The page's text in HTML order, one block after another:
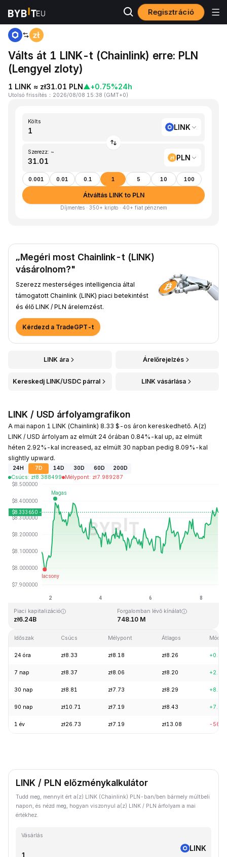
Regisztráció
Kezdőlap LINK to PLN
Válts át 1 LINK-t (Chainlink) erre: PLN
(Lengyel zloty)
1 LINK ≈ zł31.01 PLN▲+0.75%24h
Utolsó frissítés ： 2026/08/08 15:38 (GMT+0)
Költs
LINK
Szerezz: ~
PLN
0.001 0.01 0.1 1 5 10 100
Átváltás LINK to PLN
Díjmentes · 350+ kripto · 40+ fiat pénznem
„Megéri most Chainlink-t (LINK)
vásárolnom?"
Szerezz mesterséges intelligencia által
támogatott Chainlink (LINK) piaci betekintést
és élő LINK / PLN árelemzést.
Kérdezd a TradeGPT-t
LINK ára Árelőrejelzés
Kereskedj LINK/USDC párral LINK vásárlása
LINK / USD árfolyamgrafikon
A mai napon 1 LINK (Chainlink) 8.33 $-os áron kereskedhető. A(z)
LINK / USD árfolyam az elmúlt 24 órában 0.84%-kal up, az elmúlt
héten 2.92%-kal increased, az elmúlt 30 napban pedig 8.09%-kal
slightly upward.
24H 7D 14D 30D 60D
200D
Csúcs: zł8.388499 Mélypont: zł7.989287
Utolsó frissítés: 2026-08-08, 15:38 GMT+0
Rekordmagasság
zł0.148183
Piaci kapitalizáció
zł6.24B
Forgalomban lévő kínálat
748.10 M
Időszak Csúcs Mélypont Átlagos
24 óra zł8.33 zł8.18 zł8.26
7 nap zł8.37 zł8.06 zł8.20
30 nap zł8.81 zł7.73 zł8.29
90 nap zł10.71 zł7.19 zł8.43
1 év zł26.73 zł7.19 zł13.08 -
LINK / PLN előzménykalkulátor
Tudd meg, mennyit ért a(z) LINK (Chainlink) PLN-ban/ben bármely múltbeli
napon, és nézd meg, hogyan viszonyul a(z) LINK / PLN árfolyam a mai
értékhez.
Vásárlás
LINK